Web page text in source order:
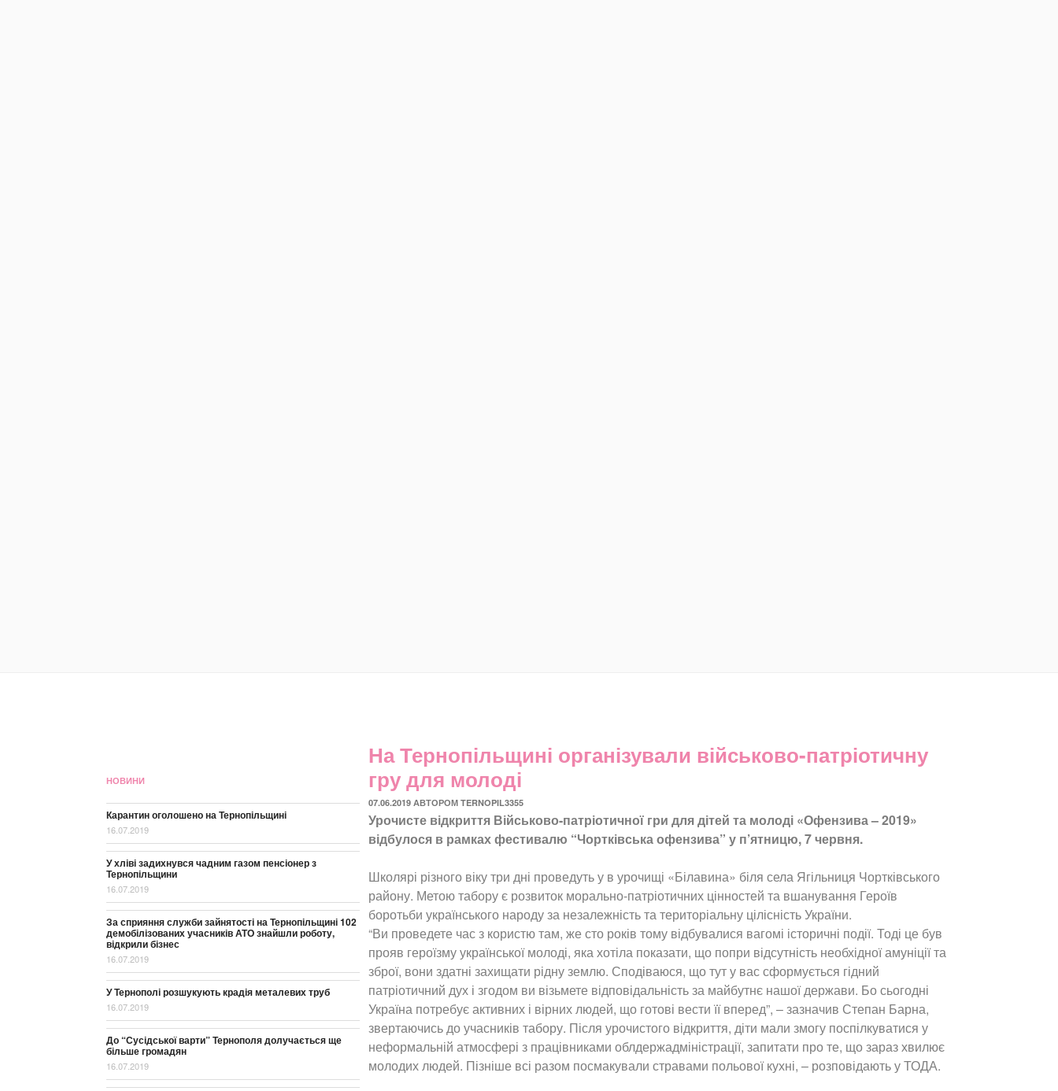
На Тернопільщині організували військово-патріотичну
гру для молоді
ОПУБЛІКОВАНО
07.06.2019 АВТОРОМ TERNOPIL3355
Урочисте відкриття Військово-патріотичної гри для дітей та молоді «Офензива – 2019»
відбулося в рамках фестивалю “Чортківська офензива” у п’ятницю, 7 червня.
Школярі різного віку три дні проведуть у в урочищі «Білавина» біля села Ягільниця Чортківського
району. Метою табору є розвиток морально-патріотичних цінностей та вшанування Героїв
боротьби українського народу за незалежність та територіальну цілісність України.
“Ви проведете час з користю там, же сто років тому відбувалися вагомі історичні події. Тоді це був
прояв героїзму української молоді, яка хотіла показати, що попри відсутність необхідної амуніції та
зброї, вони здатні захищати рідну землю. Сподіваюся, що тут у вас сформується гідний
патріотичний дух і згодом ви візьмете відповідальність за майбутнє нашої держави. Бо сьогодні
Україна потребує активних і вірних людей, що готові вести її вперед”, – зазначив Степан Барна,
звертаючись до учасників табору. Після урочистого відкриття, діти мали змогу поспілкуватися у
неформальній атмосфері з працівниками облдержадміністрації, запитати про те, що зараз хвилює
молодих людей. Пізніше всі разом посмакували стравами польової кухні, – розповідають у ТОДА.
НОВИНИ
Карантин оголошено на Тернопільщині
16.07.2019
У хліві задихнувся чадним газом пенсіонер з
Тернопільщини
16.07.2019
За сприяння служби зайнятості на Тернопільщині 102
демобілізованих учасників АТО знайшли роботу,
відкрили бізнес
16.07.2019
У Тернополі розшукують крадія металевих труб
16.07.2019
До “Сусідської варти” Тернополя долучається ще
більше громадян
16.07.2019